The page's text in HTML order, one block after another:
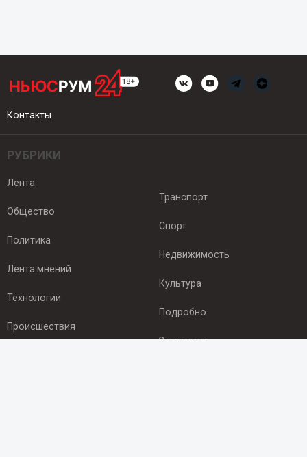
Контакты
РУБРИКИ
Лента
Общество
Политика
Лента мнений
Технологии
Происшествия
Транспорт
Спорт
Недвижимость
Культура
Подробно
Здоровье